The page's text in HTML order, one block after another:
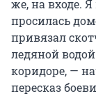
же, на входе.
просилась
привязал
ледяной
коридоре, —
пересказ